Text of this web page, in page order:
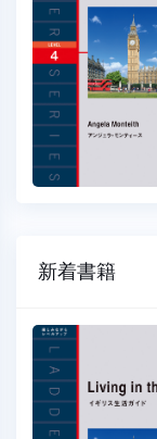
新着書籍